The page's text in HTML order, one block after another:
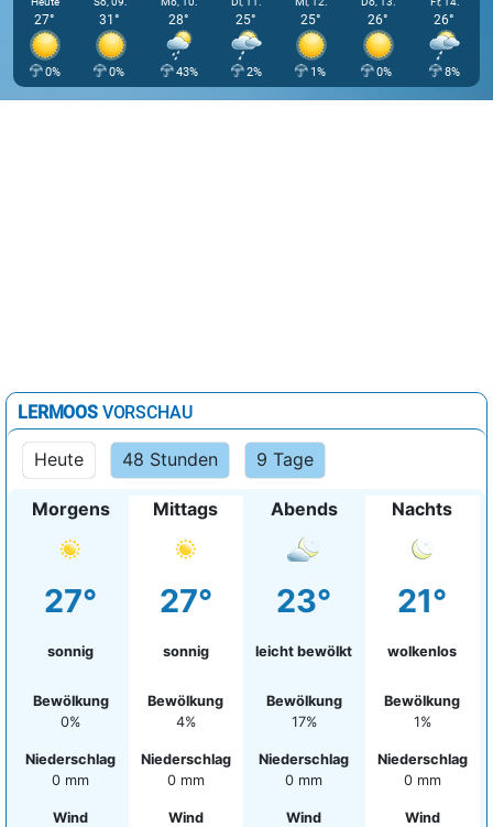
27°
0%
31°
0%
28°
43%
25°
2%
25°
1%
26°
0%
26°
8%
LERMOOSVORSCHAU
Heute 48 Stunden 9 Tage
Morgens
27°
sonnig
Bewölkung
0%
Niederschlag
0 mm
Wind
Mittags
27°
sonnig
Bewölkung
4%
Niederschlag
0 mm
Wind
Abends
23°
leicht bewölkt
Bewölkung
17%
Niederschlag
0 mm
Wind
Nachts
21°
wolkenlos
Bewölkung
1%
Niederschlag
0 mm
Wind